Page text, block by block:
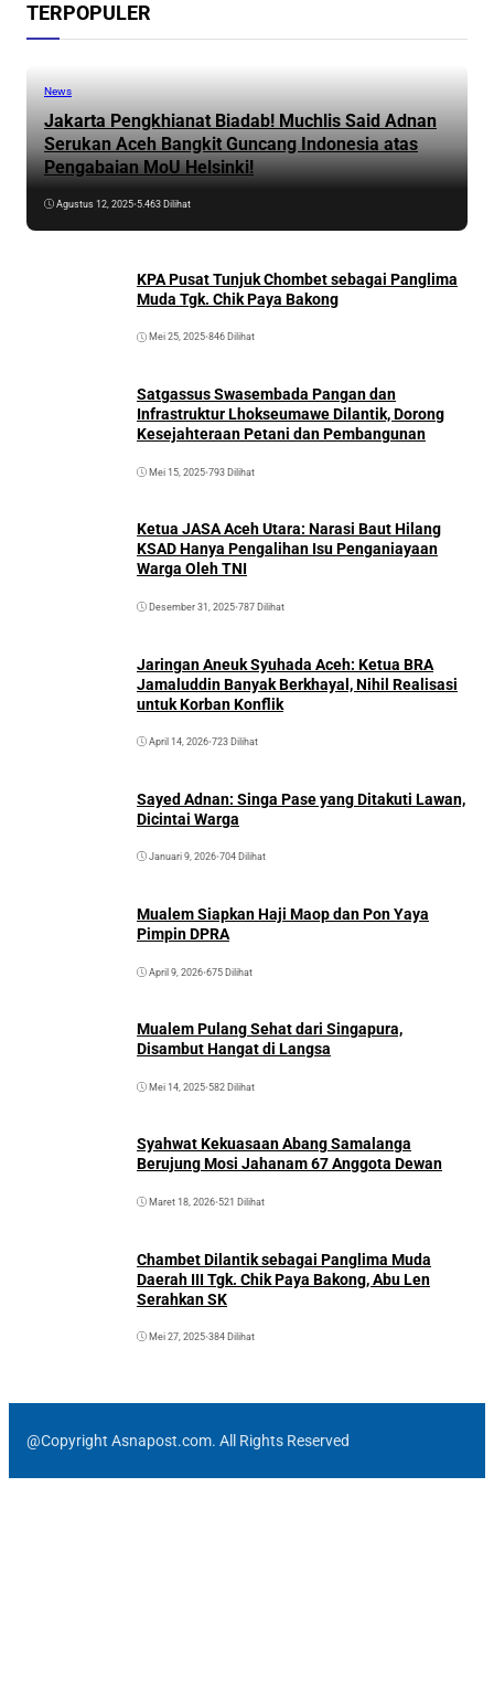
TERPOPULER
News
Jakarta Pengkhianat Biadab! Muchlis Said Adnan
Serukan Aceh Bangkit Guncang Indonesia atas
Pengabaian MoU Helsinki!
Agustus 12, 2025•5.463 Dilihat
KPA Pusat Tunjuk Chombet sebagai Panglima
Muda Tgk. Chik Paya Bakong
Mei 25, 2025•846 Dilihat
Satgassus Swasembada Pangan dan
Infrastruktur Lhokseumawe Dilantik, Dorong
Kesejahteraan Petani dan Pembangunan
Mei 15, 2025•793 Dilihat
Ketua JASA Aceh Utara: Narasi Baut Hilang
KSAD Hanya Pengalihan Isu Penganiayaan
Warga Oleh TNI
Desember 31, 2025•787 Dilihat
Jaringan Aneuk Syuhada Aceh: Ketua BRA
Jamaluddin Banyak Berkhayal, Nihil Realisasi
untuk Korban Konflik
April 14, 2026•723 Dilihat
Sayed Adnan: Singa Pase yang Ditakuti Lawan,
Dicintai Warga
Januari 9, 2026•704 Dilihat
Mualem Siapkan Haji Maop dan Pon Yaya
Pimpin DPRA
April 9, 2026•675 Dilihat
Mualem Pulang Sehat dari Singapura,
Disambut Hangat di Langsa
Mei 14, 2025•582 Dilihat
Syahwat Kekuasaan Abang Samalanga
Berujung Mosi Jahanam 67 Anggota Dewan
Maret 18, 2026•521 Dilihat
Chambet Dilantik sebagai Panglima Muda
Daerah III Tgk. Chik Paya Bakong, Abu Len
Serahkan SK
Mei 27, 2025•384 Dilihat
@Copyright Asnapost.com. All Rights Reserved